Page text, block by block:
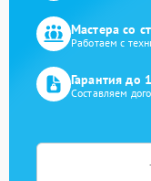
Мастера со
Работаем с
Гарантия до
Составляем